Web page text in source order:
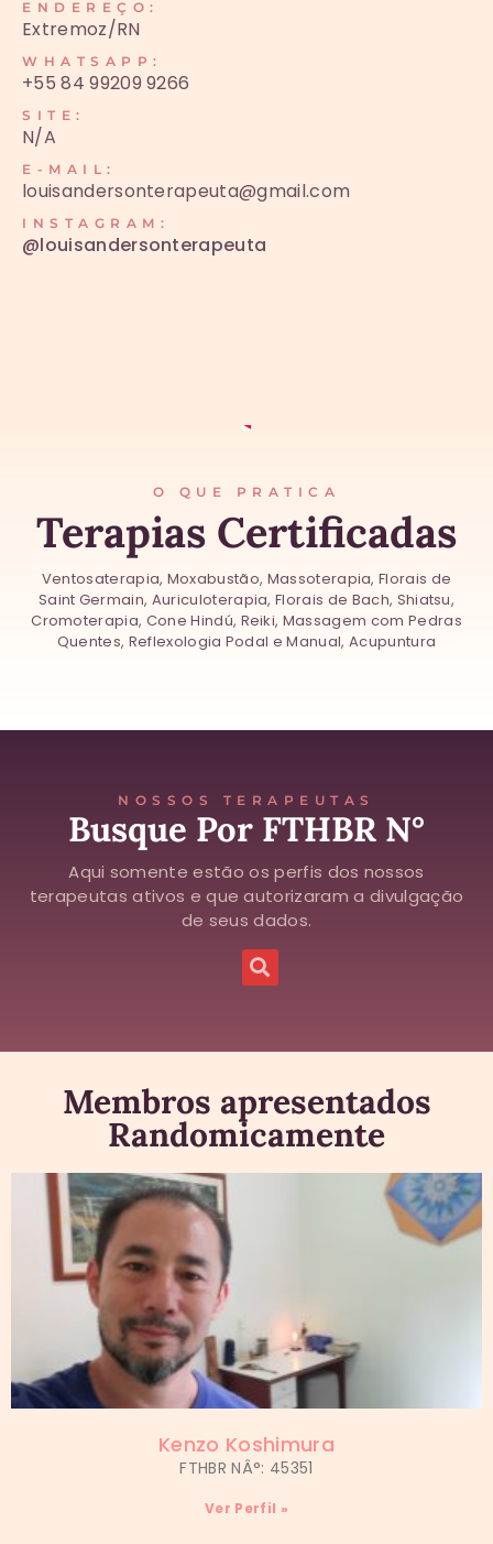
ENDEREÇO:
Extremoz/RN
WHATSAPP:
+55 84 99209 9266
SITE:
N/A
E-MAIL:
louisandersonterapeuta@gmail.com
INSTAGRAM:
@louisandersonterapeuta
O QUE PRATICA
Terapias Certificadas
Ventosaterapia, Moxabustão, Massoterapia, Florais de
Saint Germain, Auriculoterapia, Florais de Bach, Shiatsu,
Cromoterapia, Cone Hindú, Reiki, Massagem com Pedras
Quentes, Reflexologia Podal e Manual, Acupuntura
NOSSOS TERAPEUTAS
Busque Por FTHBR N°
Aqui somente estão os perfis dos nossos
terapeutas ativos e que autorizaram a divulgação
de seus dados.
Membros apresentados
Randomicamente
Kenzo Koshimura
FTHBR NÂ°: 45351
Ver Perfil »